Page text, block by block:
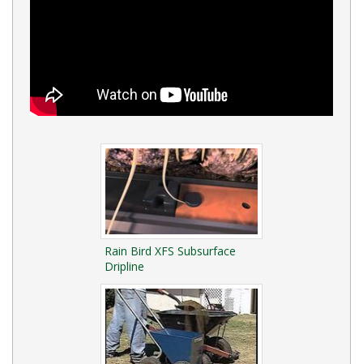
Rain Bird XFS Subsurface
Dripline